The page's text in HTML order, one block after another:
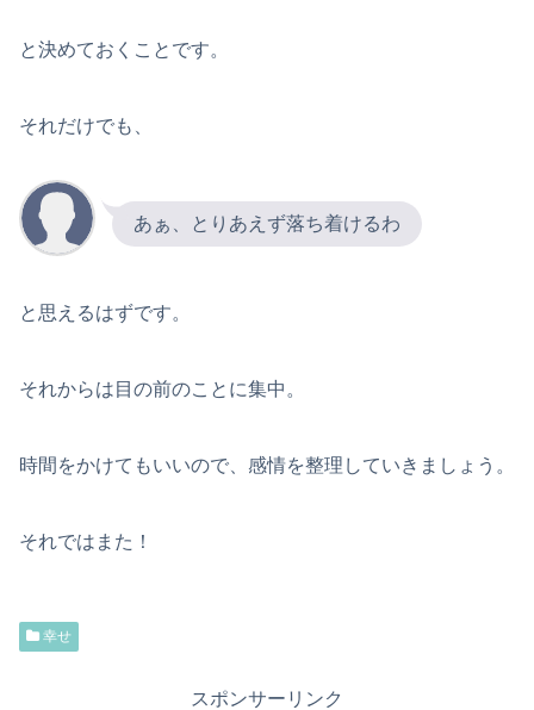
と決めておくことです。
それだけでも、
あぁ、とりあえず落ち着けるわ
と思えるはずです。
それからは目の前のことに集中。
時間をかけてもいいので、感情を整理していきましょう。
それではまた！
幸せ
スポンサーリンク